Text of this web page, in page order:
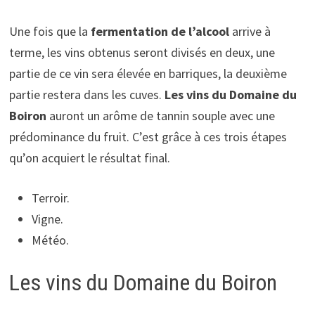
Une fois que la fermentation de l’alcool arrive à
terme, les vins obtenus seront divisés en deux, une
partie de ce vin sera élevée en barriques, la deuxième
partie restera dans les cuves. Les vins du Domaine du
Boiron auront un arôme de tannin souple avec une
prédominance du fruit. C’est grâce à ces trois étapes
qu’on acquiert le résultat final.
Terroir.
Vigne.
Météo.
Les vins du Domaine du Boiron